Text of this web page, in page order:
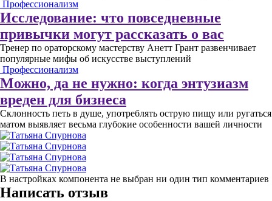
Профессионализм
Исследование: что повседневные
привычки могут рассказать о вас
Тренер по ораторскому мастерству Анетт Грант развенчивает
популярные мифы об искусстве выступлений
Профессионализм
Можно, да не нужно: когда энтузиазм
вреден для бизнеса
Склонность петь в душе, употреблять острую пищу или ругаться
матом выявляет весьма глубокие особенности вашей личности
В настройках компонента не выбран ни один тип комментариев
Написать отзыв